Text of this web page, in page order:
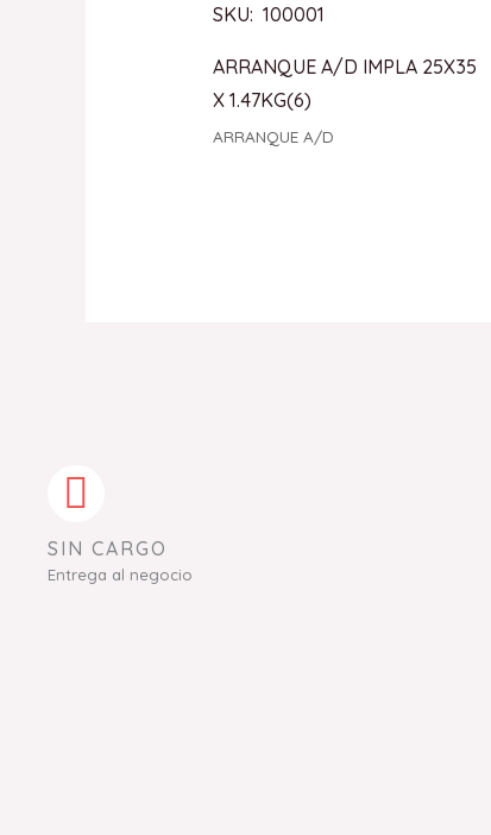
SKU: 100001
ARRANQUE A/D IMPLA 25X35
X 1.47KG(6)
ARRANQUE A/D
SIN CARGO
Entrega al negocio